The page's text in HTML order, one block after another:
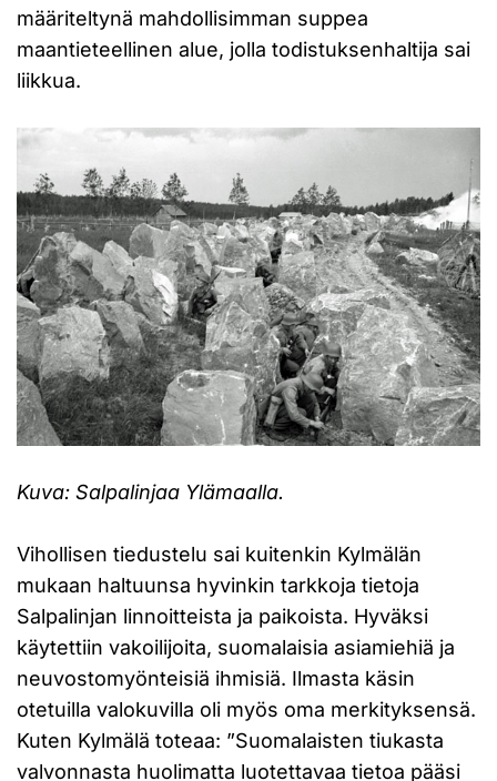
määriteltynä mahdollisimman suppea
maantieteellinen alue, jolla todistuksenhaltija sai
liikkua.
Kuva: Salpalinjaa Ylämaalla.
Vihollisen tiedustelu sai kuitenkin Kylmälän
mukaan haltuunsa hyvinkin tarkkoja tietoja
Salpalinjan linnoitteista ja paikoista. Hyväksi
käytettiin vakoilijoita, suomalaisia asiamiehiä ja
neuvostomyönteisiä ihmisiä. Ilmasta käsin
otetuilla valokuvilla oli myös oma merkityksensä.
Kuten Kylmälä toteaa: ”Suomalaisten tiukasta
valvonnasta huolimatta luotettavaa tietoa pääsi